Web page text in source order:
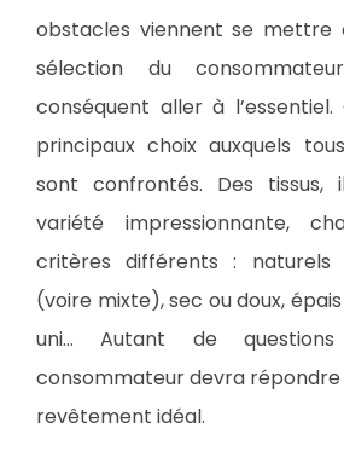
obstacles viennent se
sélection du
conséquent aller à
principaux choix auxquels
sont confrontés. Des tissus,
variété impressionnante,
critères différents : naturels
(voire mixte), sec ou doux,
uni… Autant de
consommateur devra
revêtement idéal.